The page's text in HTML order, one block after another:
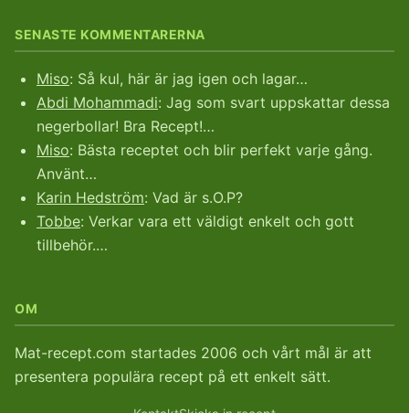
SENASTE KOMMENTARERNA
Miso: Så kul, här är jag igen och lagar…
Abdi Mohammadi: Jag som svart uppskattar dessa
negerbollar! Bra Recept!…
Miso: Bästa receptet och blir perfekt varje gång.
Använt…
Karin Hedström: Vad är s.O.P?
Tobbe: Verkar vara ett väldigt enkelt och gott
tillbehör.…
OM
Mat-recept.com startades 2006 och vårt mål är att
presentera populära recept på ett enkelt sätt.